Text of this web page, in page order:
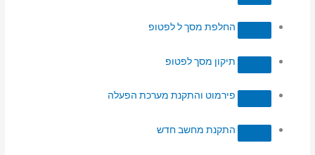
החלפת מסך ל לפטופ
תיקון מסך לפטופ
פירמוט והתקנת מערכת הפעלה
התקנת מחשב חדש